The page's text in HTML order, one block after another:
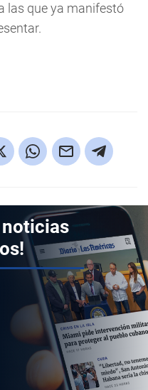
las que ya manifestó
noticias